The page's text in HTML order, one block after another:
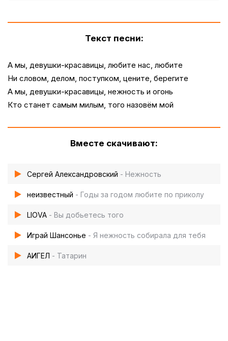
Текст песни:
А мы, девушки-красавицы, любите нас, любите
Ни словом, делом, поступком, цените, берегите
А мы, девушки-красавицы, нежность и огонь
Кто станет самым милым, того назовём мой
Вместе скачивают:
Сергей Александровский - Нежность
неизвестный - Годы за годом любите по приколу
LIOVA - Вы добьетесь того
Играй Шансонье - Я нежность собирала для тебя
АИГЕЛ - Татарин